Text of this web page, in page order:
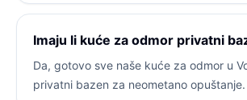
Imaju li kuće za odmor privatni
Da, gotovo sve naše kuće za odmor u
privatni bazen za neometano opuštanje.